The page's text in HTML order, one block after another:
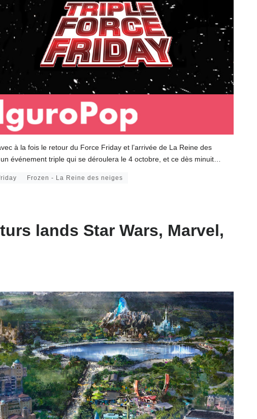
à la fois le retour du Force Friday et l’arrivée de La Reine des
événement triple qui se déroulera le 4 octobre, et ce dès minuit…
Frozen - La Reine des neiges
lands Star Wars, Marvel,